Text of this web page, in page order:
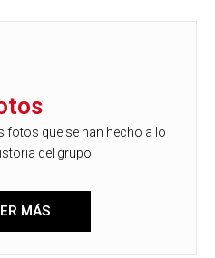
fotos que se han hecho a lo
del grupo.
MÁS